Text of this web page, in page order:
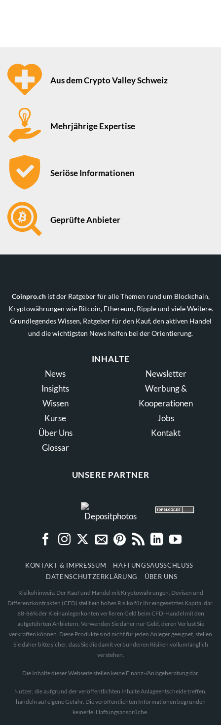
Aus dem Crypto Valley Schweiz
Mehrjährige Expertise
Seriöse Informationen
Geprüfte Anbieter
Coinpro.chist der Ratgeber für alle Themen rund um Blockchain,
Kryptowährungen wie Bitcoin, Ethereum, Ripple und viele Weitere.
Grundlegendes Wissen, Ratgeber für den Kauf, den aktiven Handel
und die wichtigsten News helfen bei der Orientierung.
INHALTE
News
Insights
Wissen
Kurse
Über Uns
Glossar
Newsletter
Werbung &
Kooperationen
Jobs
Kontakt
UNSERE PARTNER
KONTAKT & IMPRESSUM
HAFTUNGSAUSSCHLUSS
DATENSCHUTZERKLÄRUNG
ÜBER UNS
Risikohinweis: Der Kauf und Handel mit Kryptowährungen, Devisen und
Differenzkontrakten (CFD) stellt ein hohes Risiko für Ihr eingesetztes Kapital dar.
68-86% der Kleinanlegerkonten verlieren Geld beim CFD-Handel mit den
aufgeführten Anbietern. Verwenden Sie daher nur Geld, deren Verlust Sie
verkraften können. Diese Produkte sind nicht für jeden Anleger geeignet, stellen
Sie daher bitte sicher, dass Sie die damit verbundenen Risiken vollumfänglich
verstehen.
Die Inhalte dieser Webseite stellen keine Finanz-/Anlageberatung dar.
Nutzer, die aufgrund der veröffentlichten Inhalte Anlageentscheide treffen,
handeln auf eigene Gefahr. Die veröffentlichten Informationen begründen
keinerlei Haftungsansprüche.